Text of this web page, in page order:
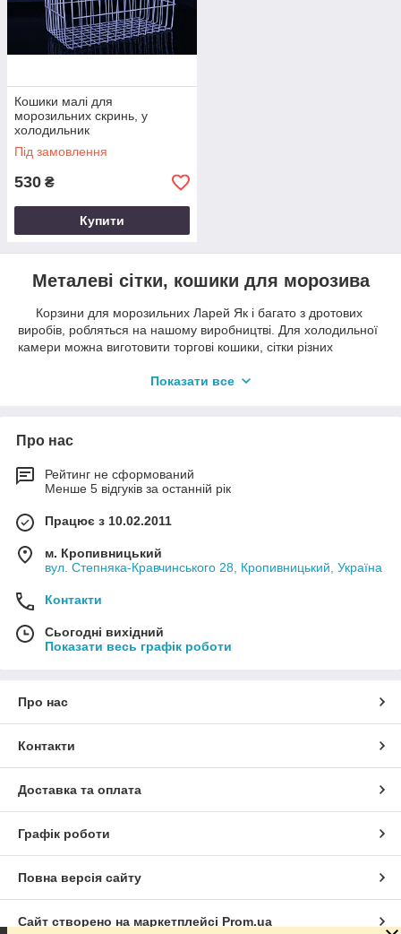
Кошики малі для
морозильних скринь, у
холодильник
Під замовлення
530 ₴
Купити
Металеві сітки, кошики для морозива
Корзини для морозильних Ларей Як і багато з дротових
виробів, робляться на нашому виробництві. Для холодильної
камери можна виготовити торгові кошики, сітки різних
фарбується полімерно-порошковою фарбою.
Смітник
полімерне фарбування, яке захищає метал від впливу
служби, що дозволить власникам техніки значно зменшити
витрати на її обслуговування.
Компанія GOLDISPLAY спеціалізується на виготовленні
дротових кошиків з металу, використовуючи для цього
екологічно безпечні матеріали. Вироби придатні для
реалізації.
Основні характеристики кошика для
Показати все
Про нас
Рейтинг не сформований
Менше 5 відгуків за останній рік
Працює з 10.02.2011
м. Кропивницький
вул. Степняка-Кравчинського 28, Кропивницький, Україна
Контакти
Сьогодні вихідний
Показати весь графік роботи
Про нас
Контакти
Доставка та оплата
Графік роботи
Повна версія сайту
Сайт створено на маркетплейсі Prom.ua